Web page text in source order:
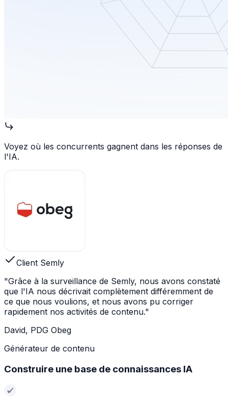
Voyez où les concurrents gagnent dans les réponses de
l'IA.
Client Semly
"Grâce à la surveillance de Semly, nous avons constaté
que l'IA nous décrivait complètement différemment de
ce que nous voulions, et nous avons pu corriger
rapidement nos activités de contenu."
David, PDG Obeg
Générateur de contenu
Construire une base de connaissances IA